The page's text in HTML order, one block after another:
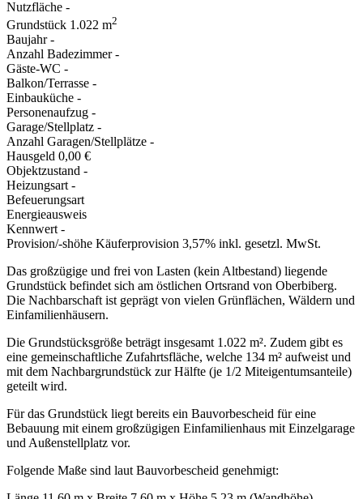
Nutzfläche -
Grundstück 1.022 m2
Baujahr -
Anzahl Badezimmer -
Gäste-WC -
Balkon/Terrasse -
Einbauküche -
Personenaufzug -
Garage/Stellplatz -
Anzahl Garagen/Stellplätze -
Hausgeld 0,00 €
Objektzustand -
Heizungsart -
Befeuerungsart
Energieausweis
Kennwert -
Provision/-shöhe Käuferprovision 3,57% inkl. gesetzl. MwSt.
Das großzügige und frei von Lasten (kein Altbestand) liegende
Grundstück befindet sich am östlichen Ortsrand von Oberbiberg.
Die Nachbarschaft ist geprägt von vielen Grünflächen, Wäldern und
Einfamilienhäusern.
Die Grundstücksgröße beträgt insgesamt 1.022 m². Zudem gibt es
eine gemeinschaftliche Zufahrtsfläche, welche 134 m² aufweist und
mit dem Nachbargrundstück zur Hälfte (je 1/2 Miteigentumsanteile)
geteilt wird.
Für das Grundstück liegt bereits ein Bauvorbescheid für eine
Bebauung mit einem großzügigen Einfamilienhaus mit Einzelgarage
und Außenstellplatz vor.
Folgende Maße sind laut Bauvorbescheid genehmigt: